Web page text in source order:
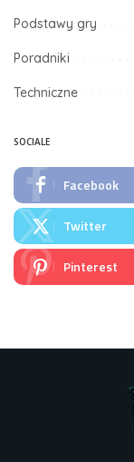
Podstawy gry
Poradniki
Techniczne
SOCIALE
Facebook
Twitter
Pinterest